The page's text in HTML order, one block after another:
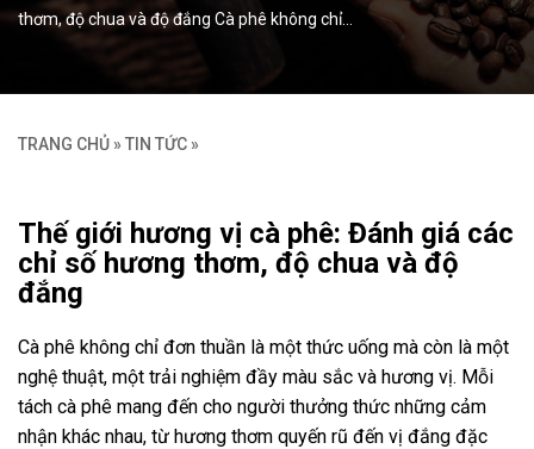
thơm, độ chua và độ đắng Cà phê không chỉ…
TRANG CHỦ » TIN TỨC »
Thế giới hương vị cà phê: Đánh giá các
chỉ số hương thơm, độ chua và độ
đắng
Cà phê không chỉ đơn thuần là một thức uống mà còn là một
nghệ thuật, một trải nghiệm đầy màu sắc và hương vị. Mỗi
tách cà phê mang đến cho người thưởng thức những cảm
nhận khác nhau, từ hương thơm quyến rũ đến vị đắng đặc